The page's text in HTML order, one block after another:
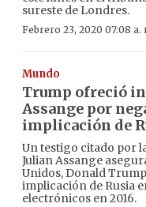
sureste de Londres.
Febrero 23, 2020 07:08 a.
Mundo
Trump ofreció
Assange por
implicación de
Un testigo citado por
Julian Assange
Unidos, Donald
implicación de Rusia
electrónicos en 2016.